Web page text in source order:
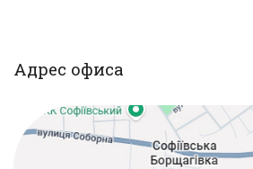
Адрес офиса